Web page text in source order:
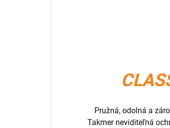
Pružná, odolná a
Takmer neviditeľná